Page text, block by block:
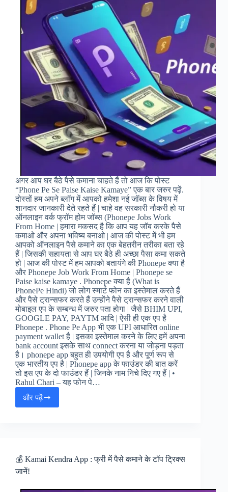
अगर आप घर बैठे पैसे कमाना चाहते हैं तो आज कि पोस्ट
“Phone Pe Se Paise Kaise Kamaye” एक बार जरुर पढ़ें.
दोस्तों हम अपने ब्लॉग में आपको हमेशा नई जॉब्स के विषय में
शानदार जानकारी देते रहते हैं | चाहे वह सरकारी नौकरी हो या
ऑनलाइन वर्क फ्रॉम होम जॉब्स (Phonepe Jobs Work
From Home | हमारा मकसद है कि आप यह जॉब करके पैसे
कमाओ और अपना भविष्य बनाओ | आज की पोस्ट में भी हम
आपको ऑनलाइन पैसे कमाने का एक बेहतरीन तरीका बता रहे
हैं | जिसकी सहायता से आप घर बैठे ही अच्छा पैसा कमा सकते
हो | आज की पोस्ट में हम आपको बतायंगे की Phonepe क्या है
और Phonepe Job Work From Home | Phonepe se
Paise kaise kamaye . Phonepe क्या है (What is
PhonePe Hindi) जो लोग स्मार्ट फोन का इस्तेमाल करते हैं
और पैसे ट्रान्सफर करते हैं उन्होंने पैसे ट्रान्सफर करने वाली
मोबाइल एप के सम्बन्ध में जरुर पता होगा | जैसे BHIM UPI,
GOOGLE PAY, PAYTM आदि | ऐसी ही एक एप है
Phonepe . Phone Pe App भी एक UPI आधारित online
payment wallet है | इसका इस्तेमाल करने के लिए हमें अपना
bank account इसके साथ connect करना या जोड़ना पड़ता
है। phonepe app बहुत ही उपयोगी एप है और पूर्ण रूप से
एक भारतीय एप है | Phonepe app के फाउंडर की बात करें
तो इस एप के दो फाउंडर हैं | जिनके नाम निचे दिए गए हैं | •
Rahul Chari – यह फोन पे…
और पढ़ेंफोन
–
Paise
💰 Kamai Kendra App : फ्री में पैसे कमाने के टॉप ट्रिक्स
जानें!